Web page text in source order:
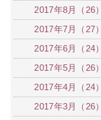
2017年8月（26）
2017年7月（27）
2017年6月（24）
2017年5月（26）
2017年4月（24）
2017年3月（26）